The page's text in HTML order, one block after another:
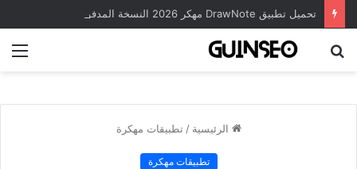
الرئيسية / تطبيقات مهكرة
تطبيقات مهكرة